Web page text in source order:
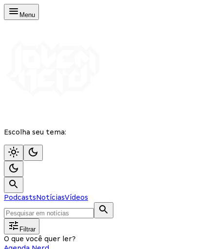
Menu
Escolha seu tema:
PodcastsNotíciasVídeos
Filtrar
O que você quer ler?